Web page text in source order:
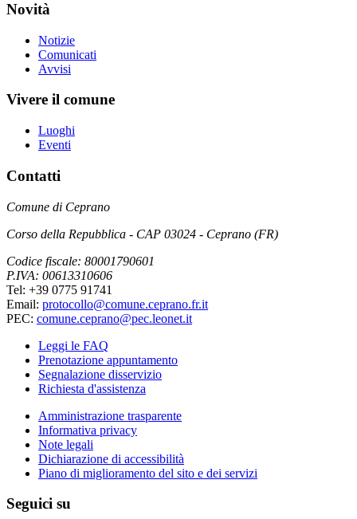
Novità
Notizie
Comunicati
Avvisi
Vivere il comune
Luoghi
Eventi
Contatti
Comune di Ceprano
Corso della Repubblica - CAP 03024 - Ceprano (FR)
Codice fiscale: 80001790601
P.IVA: 00613310606
Tel: +39 0775 91741
Email: protocollo@comune.ceprano.fr.it
PEC: comune.ceprano@pec.leonet.it
Leggi le FAQ
Prenotazione appuntamento
Segnalazione disservizio
Richiesta d'assistenza
Amministrazione trasparente
Informativa privacy
Note legali
Dichiarazione di accessibilità
Piano di miglioramento del sito e dei servizi
Seguici su